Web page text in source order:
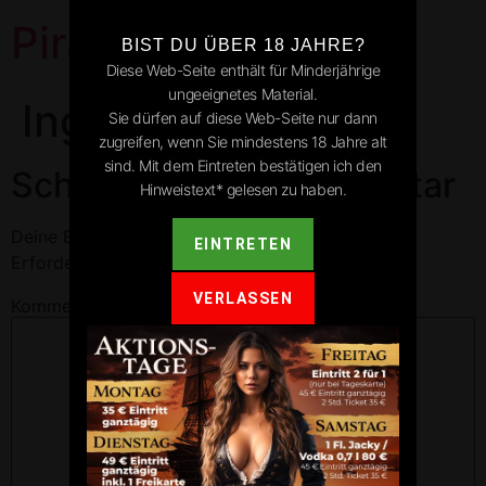
Pirates Park
Ingelfingen
Schreibe einen Kommentar
Deine E-Mail-Adresse wird nicht veröffentlicht.
BIST DU ÜBER 18 JAHRE?
Diese Web-Seite enthält für Minderjährige
ungeeignetes Material.
Sie dürfen auf diese Web-Seite nur dann
zugreifen, wenn Sie mindestens 18 Jahre alt
sind. Mit dem Eintreten bestätigen ich den
Hinweistext* gelesen zu haben.
EINTRETEN
VERLASSEN